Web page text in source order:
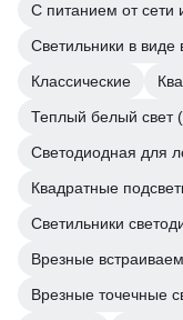
С питанием от сети
Светильники в виде
Классические
Теплый белый свет
Светодиодная для
Квадратные
Светильники
Врезные
Врезные точечные